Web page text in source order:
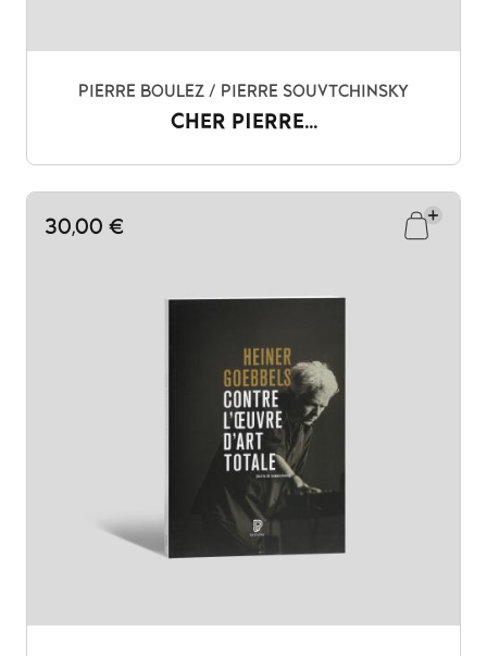
PIERRE BOULEZ / PIERRE SOUVTCHINSKY
CHER PIERRE...
30,00 €